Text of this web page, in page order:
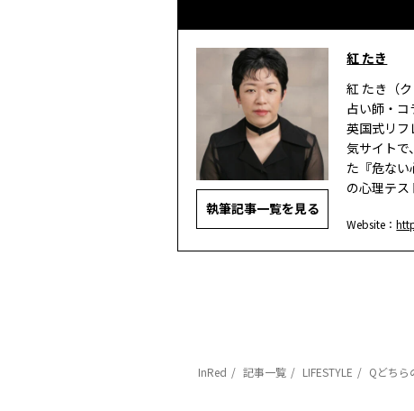
執筆記事一覧を見る
紅 たき
紅 たき（ク
占い師・コ
英国式リフ
気サイトで
た『危ない
の心理テス
Website：
InRed 記事一覧 LIFESTYLE Qどちら